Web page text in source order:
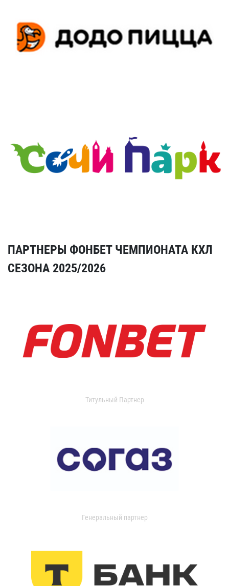
ПАРТНЕРЫ ФОНБЕТ ЧЕМПИОНАТА КХЛ
СЕЗОНА 2025/2026
Титульный Партнер
Генеральный партнер